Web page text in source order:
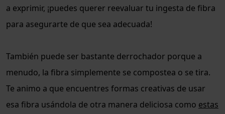
a exprimir, ¡puedes querer reevaluar tu ingesta de fibra
para asegurarte de que sea adecuada!
También puede ser bastante derrochador porque a
menudo, la fibra simplemente se compostea o se tira.
Te animo a que encuentres formas creativas de usar
esa fibra usándola de otra manera deliciosa como estas